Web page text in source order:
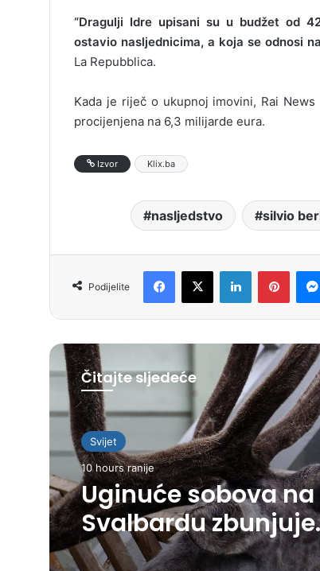
“Dragulji Idre upisani su u budžet od
ostavio nasljednicima, a koja se odnosi
La Repubblica.
Kada je riječ o ukupnoj imovini, Rai
procijenjena na 6,3 milijarde eura.
Izvor Klix.ba
nasljedstvo silvio
Podijelite
Čitajte sljedeće
Svijet
10 hours ranije
Uginuće sobova na
Svalbardu zbunjuje
naučnike